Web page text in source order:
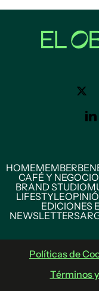
HOMEMEMBER
CAFÉ Y
BRAND STUDIO
LIFESTYLE
EDICIONES
NEWSLETTERS
Políticas de
Términos